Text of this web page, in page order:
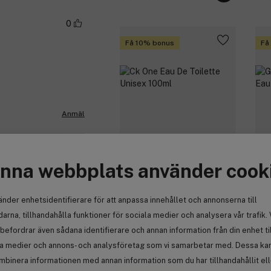
webbplats använder
enhetsidentifierare för att anpassa innehållet och annonserna till
tillhandahålla funktioner för sociala medier och analysera vår trafik.
även sådana identifierare och annan information från din enhet
medier och annons- och analysföretag som vi samarbetar med. Dessa
informationen med annan information som du har tillhandahållit
Få 10% bonus
Calvin Klein
100ml
569 kr
0
Anmäl
0
Anmäl